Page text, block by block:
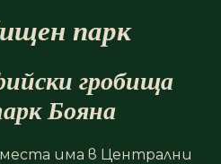
парк
гробища
Бояна
има в Централни